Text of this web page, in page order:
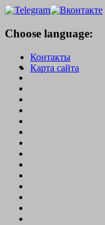
Choose language:
Контакты
Карта сайта